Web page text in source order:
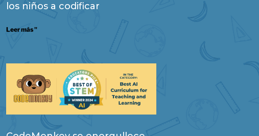
los niños a codificar
Leer más "